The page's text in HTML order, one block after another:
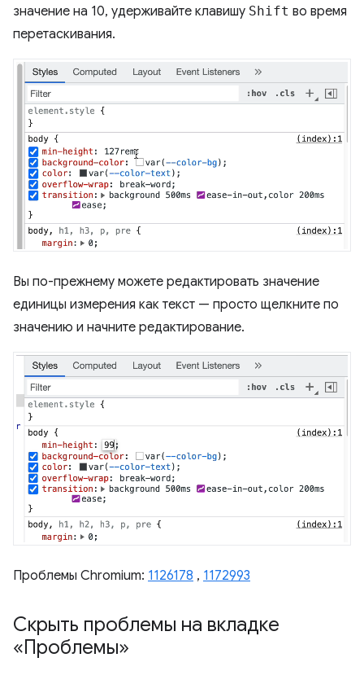
значение на 10, удерживайте клавишу Shift во время
перетаскивания.
Вы по-прежнему можете редактировать значение
единицы измерения как текст — просто щелкните по
значению и начните редактирование.
Проблемы Chromium: 1126178 , 1172993
Скрыть проблемы на вкладке
«Проблемы»